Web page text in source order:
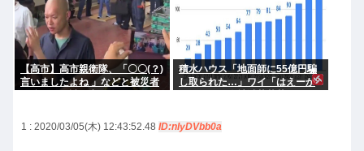
【高市】高市親衛隊、「〇〇(？)
言いましたよね 」などと被災者
積水ハウス「地面師に55億円騙
し取られた…」ワイ「はえーか
1 : 2020/03/05(木) 12:43:52.48 ID:nIyDVbb0a